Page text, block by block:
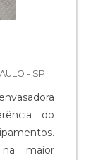
- SP
do
maior